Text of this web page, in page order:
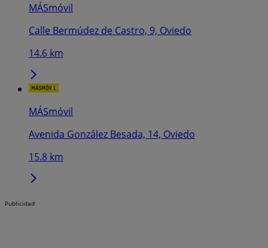
MÁSmóvil
Calle Bermúdez de Castro, 9, Oviedo
14.6 km
MÁSmóvil
Avenida González Besada, 14, Oviedo
15.8 km
Publicidad